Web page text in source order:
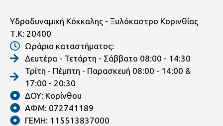
Υδροδυναμική Κόκκαλης - Ξυλόκαστρο Κορινθίας
Τ.Κ: 20400
Ωράριο καταστήματος:
Δευτέρα - Τετάρτη - Σάββατο 08:00 - 14:30
Τρίτη - Πέμπτη - Παρασκευή 08:00 - 14:00 &
17:00 - 20:30
ΔΟΥ: Κορίνθου
ΑΦΜ: 072741189
ΓΕΜΗ: 115513837000